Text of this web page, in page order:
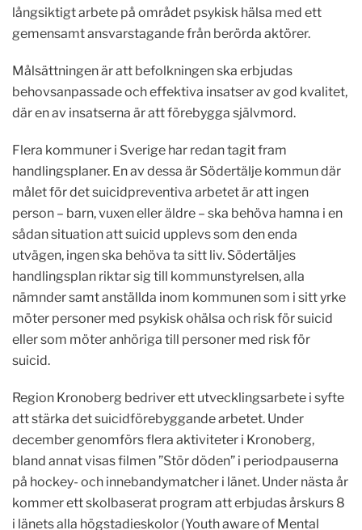
långsiktigt arbete på området psykisk hälsa med ett
gemensamt ansvarstagande från berörda aktörer.
Målsättningen är att befolkningen ska erbjudas
behovsanpassade och effektiva insatser av god kvalitet,
där en av insatserna är att förebygga självmord.
Flera kommuner i Sverige har redan tagit fram
handlingsplaner. En av dessa är Södertälje kommun där
målet för det suicidpreventiva arbetet är att ingen
person – barn, vuxen eller äldre – ska behöva hamna i en
sådan situation att suicid upplevs som den enda
utvägen, ingen ska behöva ta sitt liv. Södertäljes
handlingsplan riktar sig till kommunstyrelsen, alla
nämnder samt anställda inom kommunen som i sitt yrke
möter personer med psykisk ohälsa och risk för suicid
eller som möter anhöriga till personer med risk för
suicid.
Region Kronoberg bedriver ett utvecklingsarbete i syfte
att stärka det suicidförebyggande arbetet. Under
december genomförs flera aktiviteter i Kronoberg,
bland annat visas filmen ”Stör döden” i periodpauserna
på hockey- och innebandymatcher i länet. Under nästa år
kommer ett skolbaserat program att erbjudas årskurs 8
i länets alla högstadieskolor (Youth aware of Mental